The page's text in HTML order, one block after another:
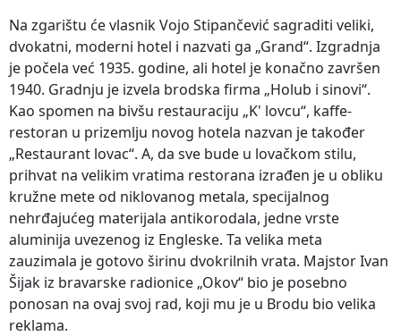
Na zgarištu će vlasnik Vojo Stipančević sagraditi veliki,
dvokatni, moderni hotel i nazvati ga „Grand“. Izgradnja
je počela već 1935. godine, ali hotel je konačno završen
1940. Gradnju je izvela brodska firma „Holub i sinovi“.
Kao spomen na bivšu restauraciju „K' lovcu“, kaffe-
restoran u prizemlju novog hotela nazvan je također
„Restaurant lovac“. A, da sve bude u lovačkom stilu,
prihvat na velikim vratima restorana izrađen je u obliku
kružne mete od niklovanog metala, specijalnog
nehrđajućeg materijala antikorodala, jedne vrste
aluminija uvezenog iz Engleske. Ta velika meta
zauzimala je gotovo širinu dvokrilnih vrata. Majstor Ivan
Šijak iz bravarske radionice „Okov“ bio je posebno
ponosan na ovaj svoj rad, koji mu je u Brodu bio velika
reklama.